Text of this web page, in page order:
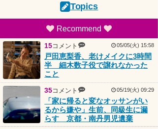
Recommend
15コメント
戸田恵梨香、老けメイクに3時間
半 細木数子役で譲れなかった
こと
05/05(火) 15:58
35コメント
「家に帰ると変なオッサンがい
るから嫌や」生前、同級生に漏
らす 京都・南丹男児遺棄
05/19(火) 09:29
15コメント 05/04(月) 14:28